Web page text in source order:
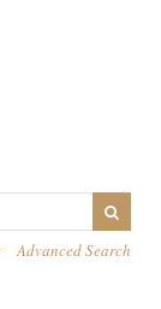
Advanced Search